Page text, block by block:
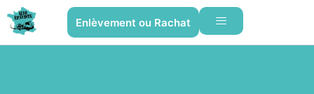
Enlèvement ou Rachat